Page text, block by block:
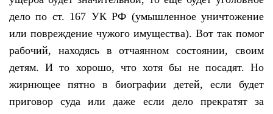
дело по ст. 167 УК РФ (умышленное уничтожение
или повреждение чужого имущества). Вот так помог
рабочий, находясь в отчаянном состоянии, своим
детям. И то хорошо, что хотя бы не посадят. Но
жирнющее пятно в биографии детей, если будет
приговор суда или даже если дело прекратят за